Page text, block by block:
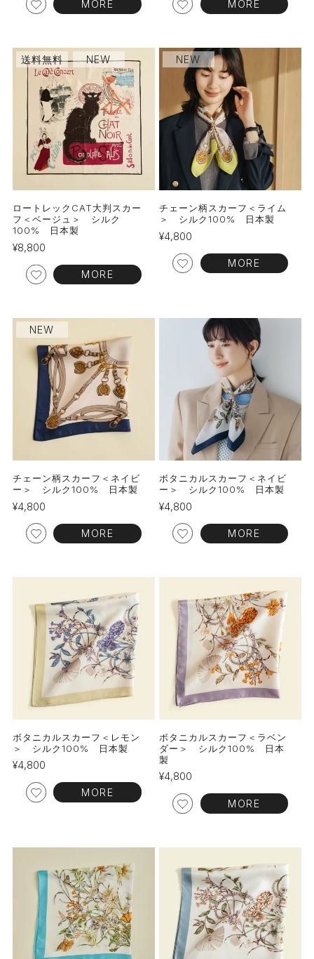
MORE MORE
送料無料 NEW
ロートレックCAT大判スカー
フ＜ベージュ＞ シルク
100% 日本製
¥8,800
MORE
NEW
チェーン柄スカーフ＜ライム
＞ シルク100% 日本製
¥4,800
MORE
NEW
チェーン柄スカーフ＜ネイビ
ー＞ シルク100% 日本製
¥4,800
MORE
ボタニカルスカーフ＜ネイビ
ー＞ シルク100% 日本製
¥4,800
MORE
ボタニカルスカーフ＜レモン
＞ シルク100% 日本製
¥4,800
MORE
ボタニカルスカーフ＜ラベン
ダー＞ シルク100% 日本
製
¥4,800
MORE